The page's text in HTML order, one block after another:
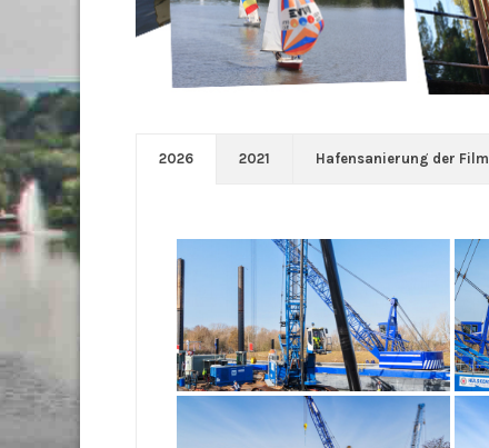
2026 2021 Hafensanierung der Film